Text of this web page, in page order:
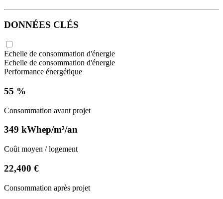
DONNÉES CLÉS
Echelle de consommation d'énergie
Echelle de consommation d'énergie
Performance énergétique
55 %
Consommation avant projet
349 kWhep/m²/an
Coût moyen / logement
22,400 €
Consommation après projet